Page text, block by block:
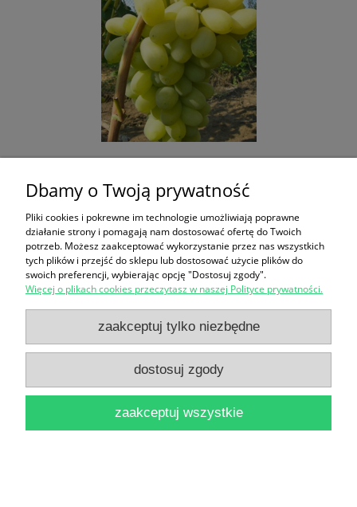
120,00 zł
do koszyka
nowość
Dbamy o Twoją prywatność
Pliki cookies i pokrewne im technologie umożliwiają poprawne
działanie strony i pomagają nam dostosować ofertę do Twoich
potrzeb. Możesz zaakceptować wykorzystanie przez nas wszystkich
tych plików i przejść do sklepu lub dostosować użycie plików do
swoich preferencji, wybierając opcję "Dostosuj zgody".
Więcej o plikach cookies przeczytasz w naszej Polityce prywatności.
zaakceptuj tylko niezbędne
dostosuj zgody
zaakceptuj wszystkie